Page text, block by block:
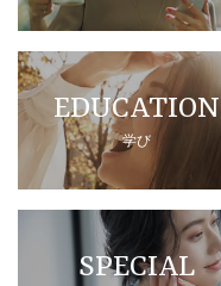
EDUCATION
学び
SPECIAL